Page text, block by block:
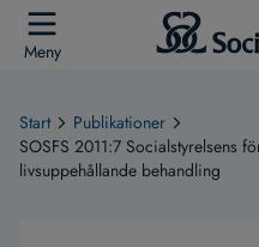
Meny
Start
Publikationer
SOSFS 2011:7 Socialstyrelsens
livsuppehållande behandling